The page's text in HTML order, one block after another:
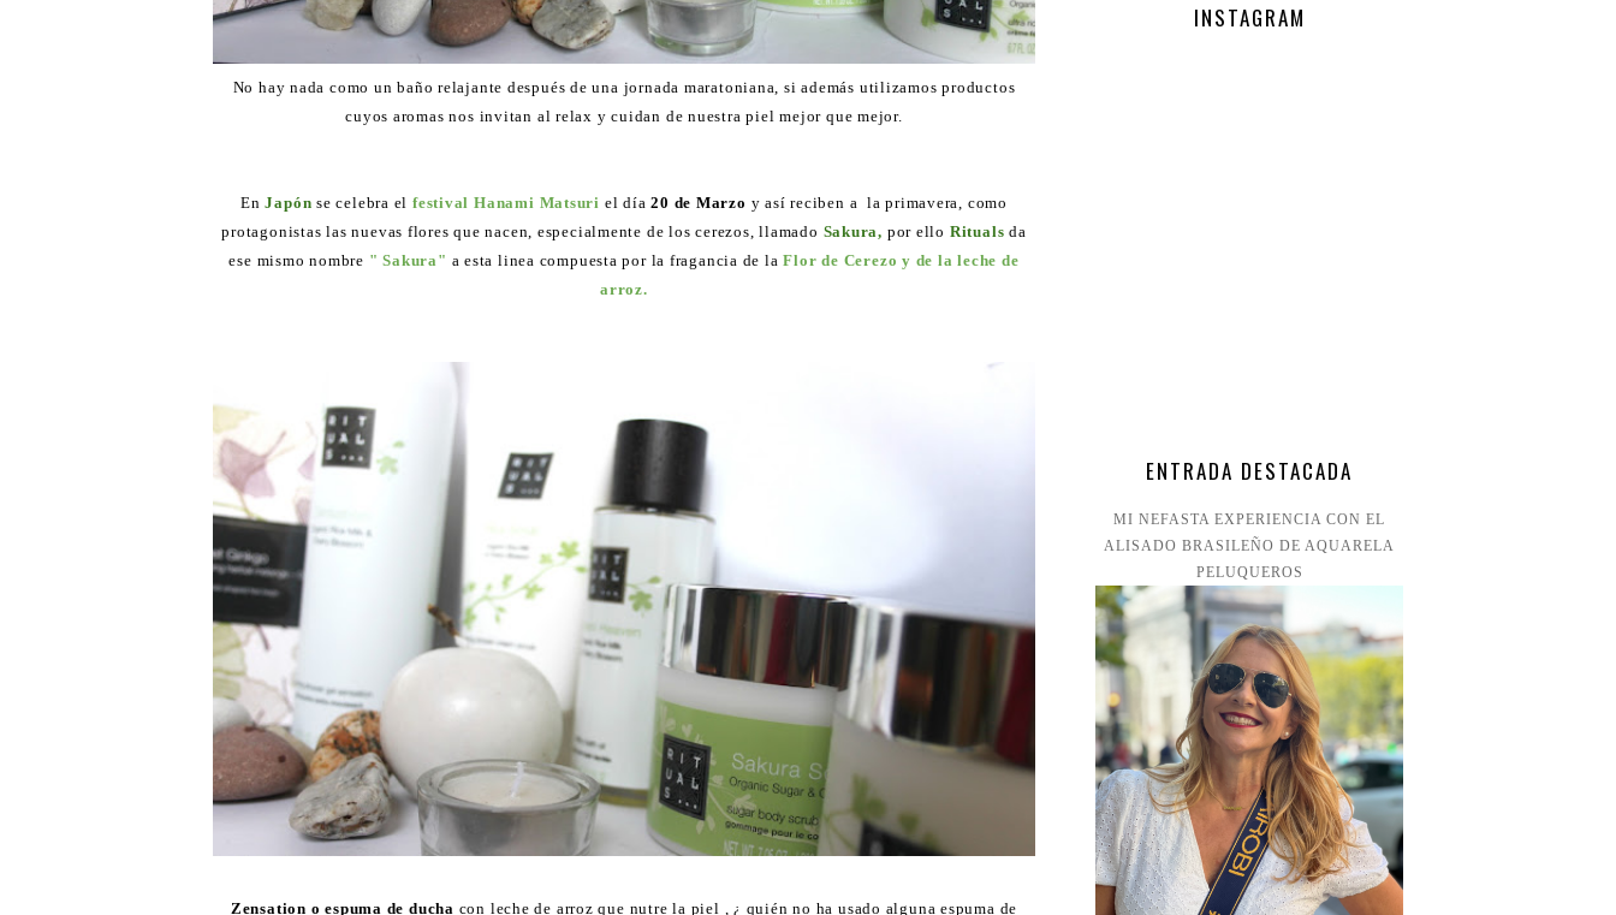
No hay nada como un baño relajante después de una jornada maratoniana, si además utilizamos productos
cuyos aromas nos invitan al relax y cuidan de nuestra piel mejor que mejor.
En Japón se celebra elfestival Hanami Matsuri el día20 de Marzo y así reciben a la primavera, como
protagonistas las nuevas flores que nacen, especialmente de los cerezos, llamado Sakura, por ello Rituals da
ese mismo nombre " Sakura" a esta linea compuesta por la fragancia de la Flor de Cerezo y de la leche de
arroz.
Zensation o espuma de ducha con leche de arroz que nutre la piel , ¿ quién no ha usado alguna espuma de
INSTAGRAM
ENTRADA DESTACADA
MI NEFASTA EXPERIENCIA CON EL
ALISADO BRASILEÑO DE AQUARELA
PELUQUEROS